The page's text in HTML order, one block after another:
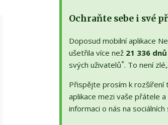
Ochraňte sebe i své
Doposud mobilní aplikace
ušetřila více než 21 336 dnů
svých uživatelů*. To není
Přispějte prosím k rozšíření
aplikace mezi vaše přátele a
informaci o nás na sociálních